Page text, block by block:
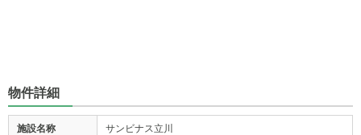
物件詳細
施設名称 サンビナス立川